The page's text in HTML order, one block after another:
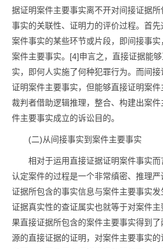
据证明案件主要事实离不开对间接证据
事实的关联性、证明力的评价过程。首
案件事实的某些环节或片段，即间接事
案件主要事实。[4]申言之，直接证据能
实，即何人实施了何种犯罪行为。而间
证明案件主要事实，但能够直接证明案件
裁判者借助逻辑推理，整合、构建出案
件主要事实成立的诉讼目的。
(二)从间接事实到案件主要事实
相对于运用直接证据证明案件事实
认定案件的过程是一个非常缜密、推理
证据所包含的事实信息与案件主要事实
证据真实性的查证属实也就等于对案件
果直接证据所包含的案件主要事实得到
源的直接证据的证明，对案件主要事实